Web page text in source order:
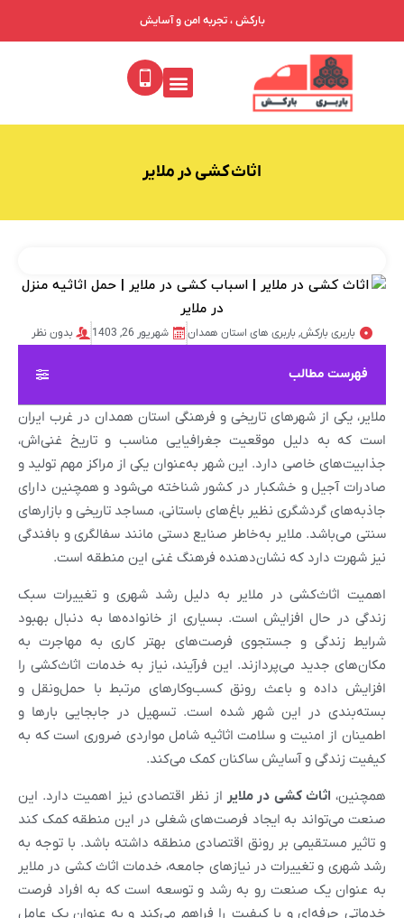
بارکش ، تجربه امن و آسایش
اثاث کشی در ملایر
باربری بارکش,باربری های استان همدان شهریور 26, 1403 بدون نظر
فهرست مطالب
ملایر، یکی از شهرهای تاریخی و فرهنگی استان همدان در غرب ایران
است که به دلیل موقعیت جغرافیایی مناسب و تاریخ غنی‌اش،
جذابیت‌های خاصی دارد. این شهر به‌عنوان یکی از مراکز مهم تولید و
صادرات آجیل و خشکبار در کشور شناخته می‌شود و همچنین دارای
جاذبه‌های گردشگری نظیر باغ‌های باستانی، مساجد تاریخی و بازارهای
سنتی می‌باشد. ملایر به‌خاطر صنایع دستی مانند سفالگری و بافندگی
نیز شهرت دارد که نشان‌دهنده فرهنگ غنی این منطقه است.
اهمیت اثاث‌کشی در ملایر به دلیل رشد شهری و تغییرات سبک
زندگی در حال افزایش است. بسیاری از خانواده‌ها به دنبال بهبود
شرایط زندگی و جستجوی فرصت‌های بهتر کاری به مهاجرت به
مکان‌های جدید می‌پردازند. این فرآیند، نیاز به خدمات اثاث‌کشی را
افزایش داده و باعث رونق کسب‌وکارهای مرتبط با حمل‌ونقل و
بسته‌بندی در این شهر شده است. تسهیل در جابجایی بارها و
اطمینان از امنیت و سلامت اثاثیه شامل مواردی ضروری است که به
کیفیت زندگی و آسایش ساکنان کمک می‌کند.
همچنین، اثاث کشی در ملایر از نظر اقتصادی نیز اهمیت دارد. این
صنعت می‌تواند به ایجاد فرصت‌های شغلی در این منطقه کمک کند
و تاثیر مستقیمی بر رونق اقتصادی منطقه داشته باشد. با توجه به
رشد شهری و تغییرات در نیاز‌های جامعه، خدمات اثاث کشی در ملایر
به عنوان یک صنعت رو به رشد و توسعه است که به افراد فرصت
خدماتی حرفه‌ای و با کیفیت را فراهم می‌کند و به عنوان یک عامل